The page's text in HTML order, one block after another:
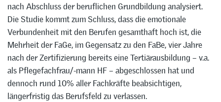
nach Abschluss der beruflichen Grundbildung analysiert.
Die Studie kommt zum Schluss, dass die emotionale
Verbundenheit mit den Berufen gesamthaft hoch ist, die
Mehrheit der FaGe, im Gegensatz zu den FaBe, vier Jahre
nach der Zertifizierung bereits eine Tertiärausbildung – v.a.
als Pflegefachfrau/-mann HF – abgeschlossen hat und
dennoch rund 10% aller Fachkräfte beabsichtigen,
längerfristig das Berufsfeld zu verlassen.